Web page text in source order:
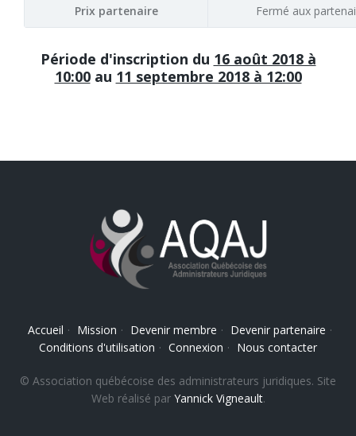
Prix partenaire Fermé aux
Période d'inscription du 16 août 2018 à
10:00au 11 septembre 2018 à 12:00
Accueil · Mission · Devenir membre · Devenir partenaire ·
Conditions d'utilisation · Connexion · Nous contacter
© Association québécoise des administrateurs juridiques. Site
Web réalisé par Yannick Vigneault.